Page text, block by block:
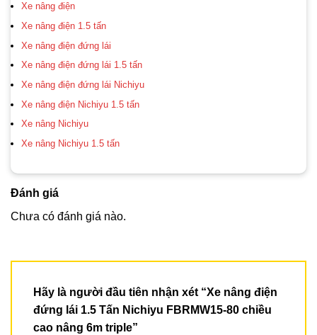
Xe nâng điện
Xe nâng điện 1.5 tấn
Xe nâng điện đứng lái
Xe nâng điện đứng lái 1.5 tấn
Xe nâng điện đứng lái Nichiyu
Xe nâng điện Nichiyu 1.5 tấn
Xe nâng Nichiyu
Xe nâng Nichiyu 1.5 tấn
Đánh giá
Chưa có đánh giá nào.
Hãy là người đầu tiên nhận xét “Xe nâng điện
đứng lái 1.5 Tấn Nichiyu FBRMW15-80 chiều
cao nâng 6m triple”